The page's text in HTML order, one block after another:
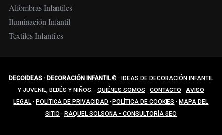
Alfombras Infantiles
Iluminación Infantil
Textiles Infantiles
DECOIDEAS · DECORACIÓN INFANTIL© ·
IDEAS DE DECORACIÓN INFANTIL
Y JUVENIL, BEBÉS Y NIÑOS. · QUIÉNES SOMOS · CONTACTO · AVISO
LEGAL · POLÍTICA DE PRIVACIDAD · POLÍTICA DE COOKIES · MAPA DEL
SITIO · RAQUEL SOLSONA - CONSULTORÍA SEO